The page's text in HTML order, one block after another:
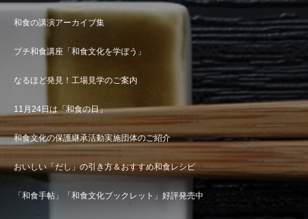
和食の講演アーカイブ集
プチ和食講座「和食文化を学ぼう」
なるほど発見！工場見学のご案内
11月24日は「和食の日」
和食文化の保護継承活動実施団体のご紹介
おいしい「だし」の引き方＆おすすめ和食レシピ
「和食手帖」「和食文化ブックレット」好評発売中